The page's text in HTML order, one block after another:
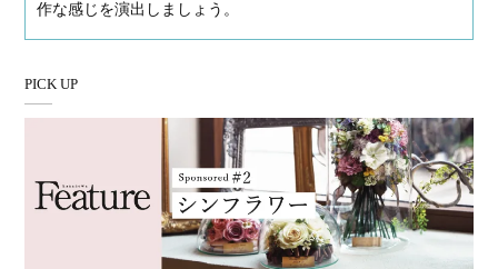
作な感じを演出しましょう。
PICK UP